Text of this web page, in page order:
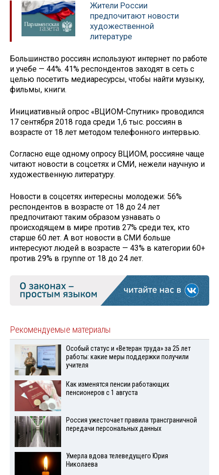
Жители России
предпочитают новости
художественной
литературе
Большинство россиян используют интернет по работе
и учебе — 44%. 41% респондентов заходят в сеть с
целью посетить медиаресурсы, чтобы найти музыку,
фильмы, книги.
Инициативный опрос «ВЦИОМ-Спутник» проводился
17 сентября 2018 года среди 1,6 тыс. россиян в
возрасте от 18 лет методом телефонного интервью.
Согласно еще одному опросу ВЦИОМ, россияне чаще
читают новости в соцсетях и СМИ, нежели научную и
художественную литературу.
Новости в соцсетях интересны молодежи: 56%
респондентов в возрасте от 18 до 24 лет
предпочитают таким образом узнавать о
происходящем в мире против 27% среди тех, кто
старше 60 лет. А вот новости в СМИ больше
интересуют людей в возрасте — 43% в категории 60+
против 29% в группе от 18 до 24 лет.
Рекомендуемые материалы
Особый статус и «Ветеран труда» за 25 лет
работы: какие меры поддержки получили
учителя
Как изменятся пенсии работающих
пенсионеров с 1 августа
Россия ужесточает правила трансграничной
передачи персональных данных
Умерла вдова телеведущего Юрия
Николаева